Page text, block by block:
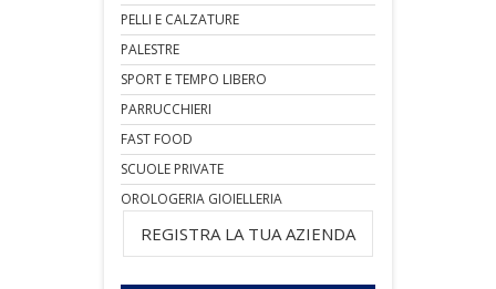
PELLI E CALZATURE
PALESTRE
SPORT E TEMPO LIBERO
PARRUCCHIERI
FAST FOOD
SCUOLE PRIVATE
OROLOGERIA GIOIELLERIA
REGISTRA LA TUA AZIENDA